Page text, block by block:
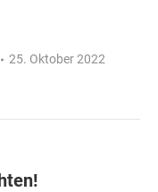
25. Oktober 2022